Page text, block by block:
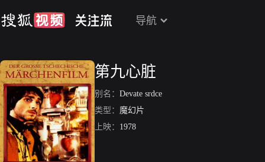
导航
第九心脏
别名： Devate srdce
类型： 魔幻片
上映： 1978